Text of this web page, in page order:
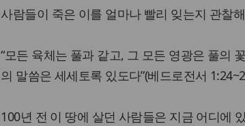
사람들이 죽은 이를 얼마나 빨리 잊는지 관찰
“모든 육체는 풀과 같고, 그 모든 영광은 풀의
의 말씀은 세세토록 있도다”(베드로전서
100년 전 이 땅에 살던 사람들은 지금 어디에